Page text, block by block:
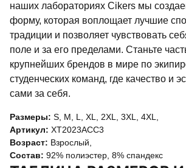
наших лабораториях Cikers мы
форму, которая воплощает лучшие
традиции и позволяет чувствовать
поле и за его пределами. Станьте
крупнейших брендов в мире по
студенческих команд, где качество и
сами за себя.
Размеры: S M L XL 2XL 3XL 4XL
Артикул: XT2023ACC3
Возраст: Взрослый
Состав: 92% полиэстер, 8% спандекс